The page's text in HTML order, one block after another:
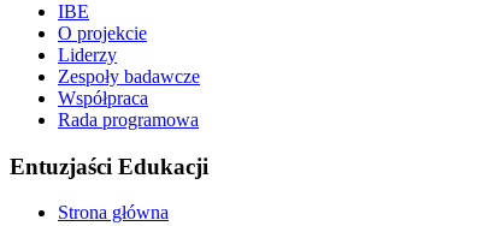
IBE
O projekcie
Liderzy
Zespoły badawcze
Współpraca
Rada programowa
Entuzjaści Edukacji
Strona główna